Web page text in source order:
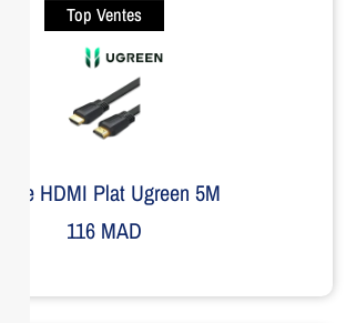
Top Ventes
Câble HDMI Plat Ugreen 5M
116MAD